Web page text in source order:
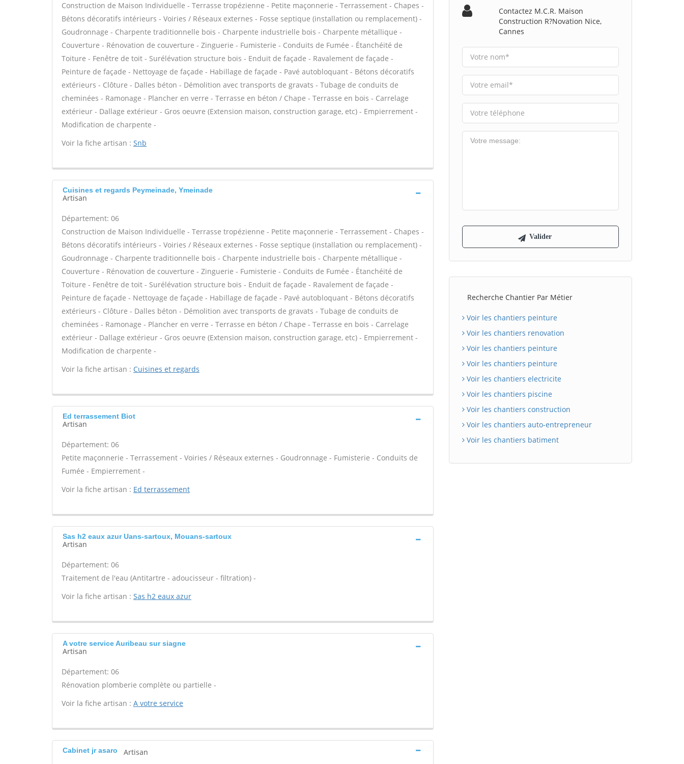
Construction de Maison Individuelle - Terrasse tropézienne - Petite maçonnerie - Terrassement - Chapes -
Bétons décoratifs intérieurs - Voiries / Réseaux externes - Fosse septique (installation ou remplacement) -
Goudronnage - Charpente traditionnelle bois - Charpente industrielle bois - Charpente métallique -
Couverture - Rénovation de couverture - Zinguerie - Fumisterie - Conduits de Fumée - Étanchéité de
Toiture - Fenêtre de toit - Surélévation structure bois - Enduit de façade - Ravalement de façade -
Peinture de façade - Nettoyage de façade - Habillage de façade - Pavé autobloquant - Bétons décoratifs
extérieurs - Clôture - Dalles béton - Démolition avec transports de gravats - Tubage de conduits de
cheminées - Ramonage - Plancher en verre - Terrasse en béton / Chape - Terrasse en bois - Carrelage
extérieur - Dallage extérieur - Gros oeuvre (Extension maison, construction garage, etc) - Empierrement -
Modification de charpente -
Voir la fiche artisan : Snb
Cuisines et regards Peymeinade, Ymeinade
Artisan
Département: 06
Construction de Maison Individuelle - Terrasse tropézienne - Petite maçonnerie - Terrassement - Chapes -
Bétons décoratifs intérieurs - Voiries / Réseaux externes - Fosse septique (installation ou remplacement) -
Goudronnage - Charpente traditionnelle bois - Charpente industrielle bois - Charpente métallique -
Couverture - Rénovation de couverture - Zinguerie - Fumisterie - Conduits de Fumée - Étanchéité de
Toiture - Fenêtre de toit - Surélévation structure bois - Enduit de façade - Ravalement de façade -
Peinture de façade - Nettoyage de façade - Habillage de façade - Pavé autobloquant - Bétons décoratifs
extérieurs - Clôture - Dalles béton - Démolition avec transports de gravats - Tubage de conduits de
cheminées - Ramonage - Plancher en verre - Terrasse en béton / Chape - Terrasse en bois - Carrelage
extérieur - Dallage extérieur - Gros oeuvre (Extension maison, construction garage, etc) - Empierrement -
Modification de charpente -
Voir la fiche artisan : Cuisines et regards
Ed terrassement Biot
Artisan
Département: 06
Petite maçonnerie - Terrassement - Voiries / Réseaux externes - Goudronnage - Fumisterie - Conduits de
Fumée - Empierrement -
Voir la fiche artisan : Ed terrassement
Sas h2 eaux azur Uans-sartoux, Mouans-sartoux
Artisan
Département: 06
Traitement de l'eau (Antitartre - adoucisseur - filtration) -
Voir la fiche artisan : Sas h2 eaux azur
A votre service Auribeau sur siagne
Artisan
Département: 06
Rénovation plomberie complète ou partielle -
Voir la fiche artisan : A votre service
Cabinet jr asaro Artisan
Contactez M.c.r. Maison
Construction R?novation Nice,
Cannes
Recherche Chantier Par Métier
Voir les chantiers peinture
Voir les chantiers renovation
Voir les chantiers peinture
Voir les chantiers peinture
Voir les chantiers electricite
Voir les chantiers piscine
Voir les chantiers construction
Voir les chantiers auto-entrepreneur
Voir les chantiers batiment